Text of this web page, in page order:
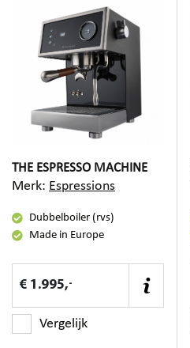
THE ESPRESSO MACHINE
Merk: Espressions
Dubbelboiler (rvs)
Made in Europe
€ 1.995,-
Vergelijk